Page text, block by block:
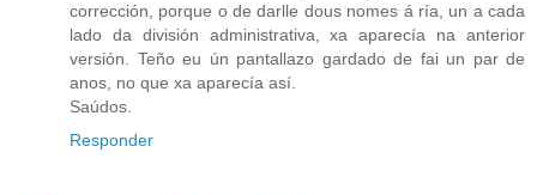
corrección, porque o de darlle dous nomes á ría, un a cada
lado da división administrativa, xa aparecía na anterior
versión. Teño eu ún pantallazo gardado de fai un par de
anos, no que xa aparecía así.
Saúdos.
Responder